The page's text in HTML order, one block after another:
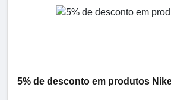
5% de desconto em produtos